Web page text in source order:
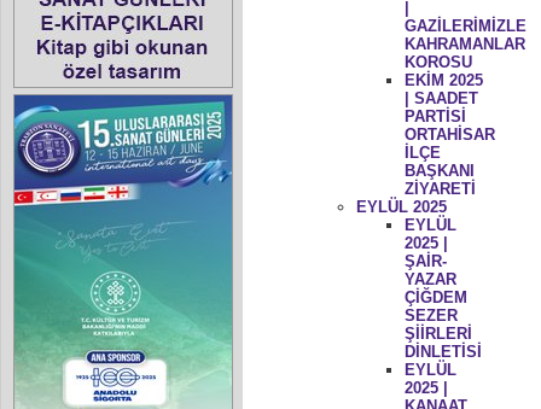
GAZİLERİMİZLE
KAHRAMANLAR
KOROSU
EKİM 2025
| SAADET
PARTİSİ
ORTAHİSAR
İLÇE
BAŞKANI
ZİYARETİ
EYLÜL 2025
EYLÜL
2025 |
ŞAİR-
YAZAR
ÇİĞDEM
SEZER
ŞİİRLERİ
DİNLETİSİ
EYLÜL
2025 |